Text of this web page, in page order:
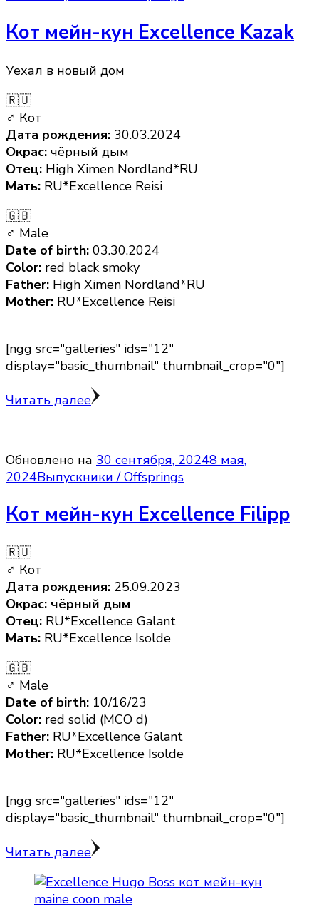
Кот мейн-кун Excellence Kazak
Уехал в новый дом
🇷🇺
♂ Кот
Дата рождения: 30.03.2024
Окрас: чёрный дым
Отец: High Ximen Nordland*RU
Мать: RU*Excellence Reisi
🇬🇧
♂ Male
Date of birth: 03.30.2024
Color: red black smoky
Father: High Ximen Nordland*RU
Mother: RU*Excellence Reisi
[ngg src="galleries" ids="12"
display="basic_thumbnail" thumbnail_crop="0"]
Читать далее
Обновлено на 30 сентября, 20248 мая,
2024Выпускники / Offsprings
Кот мейн-кун Excellence Filipp
🇷🇺
♂ Кот
Дата рождения: 25.09.2023
Окрас: чёрный дым
Отец: RU*Excellence Galant
Мать: RU*Excellence Isolde
🇬🇧
♂ Male
Date of birth: 10/16/23
Color: red solid (MCO d)
Father: RU*Excellence Galant
Mother: RU*Excellence Isolde
[ngg src="galleries" ids="12"
display="basic_thumbnail" thumbnail_crop="0"]
Читать далее